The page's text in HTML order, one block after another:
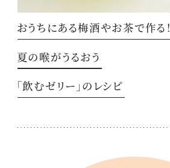
おうちにある梅酒やお茶で作る！
夏の喉がうるおう
「飲むゼリー」のレシピ